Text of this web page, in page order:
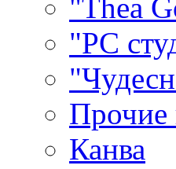
"Thea
"РС
Прочие
Канва